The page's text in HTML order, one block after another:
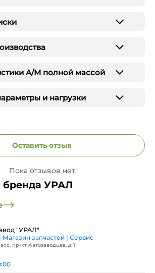
А/М полной массой
и нагрузки
Оставить отзыв
Пока отзывов нет
УРАЛ
"УРАЛ"
запчастей | Сервис
пр-кт Автозаводцев, д 1